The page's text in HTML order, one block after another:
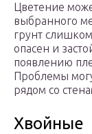
Цветение
выбранного
грунт
опасен и
появлению
Проблемы
рядом со
Хвойные